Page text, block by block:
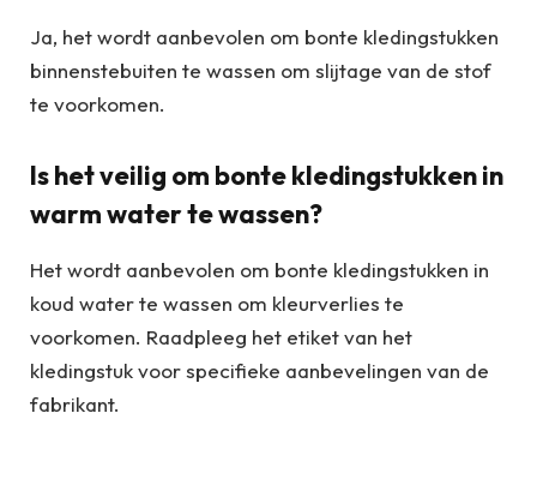
Ja, het wordt aanbevolen om bonte kledingstukken
binnenstebuiten te wassen om slijtage van de stof
te voorkomen.
Is het veilig om bonte kledingstukken in
warm water te wassen?
Het wordt aanbevolen om bonte kledingstukken in
koud water te wassen om kleurverlies te
voorkomen. Raadpleeg het etiket van het
kledingstuk voor specifieke aanbevelingen van de
fabrikant.